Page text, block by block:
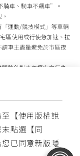
【使用版權說
點選【同
已同意新版隱
騎車、騎車不飆車”。
運動/競技模式」等車輛
區使用或行使急加速、拉
車主盡量避免於市區夜
將針對車主擾寧之行為
安全入口網
聯繫客服
日與公司假日除外)
Reserved.